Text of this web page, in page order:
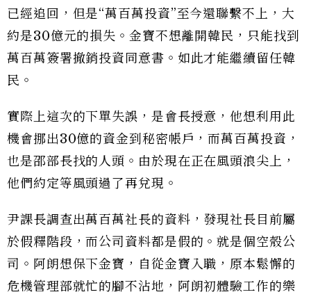
已經追回，但是“萬百萬投資”至今還聯繫不上，大
約是30億元的損失。金寶不想離開韓民，只能找到
萬百萬簽署撤銷投資同意書。如此才能繼續留任韓
民。
實際上這次的下單失誤，是會長授意，他想利用此
機會挪出30億的資金到秘密帳戶，而萬百萬投資，
也是邵部長找的人頭。由於現在正在風頭浪尖上，
他們約定等風頭過了再兌現。
尹課長調查出萬百萬社長的資料，發現社長目前屬
於假釋階段，而公司資料都是假的。就是個空殼公
司。阿朗想保下金寶，自從金寶入職，原本鬆懈的
危機管理部就忙的腳不沾地，阿朗初體驗工作的樂